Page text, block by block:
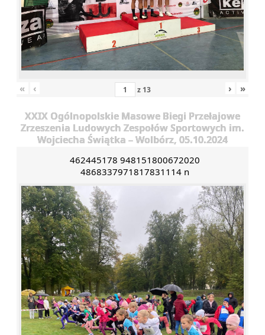
« ‹ z 13 › »
XXIX Ogólnopolskie Masowe Biegi Przełajowe
Zrzeszenia Ludowych Zespołów Sportowych im.
Wojciecha Świątka – Wolbórz, 05.10.2024
462445178 948151800672020
4868337971817831114 n